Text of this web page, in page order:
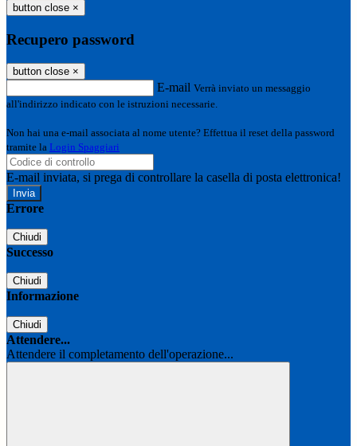
button close ×
Recupero password
button close ×
E-mail Verrà inviato un messaggio
all'indirizzo indicato con le istruzioni necessarie.
Non hai una e-mail associata al nome utente? Effettua il reset della password
tramite la Login Spaggiari
E-mail inviata, si prega di controllare la casella di posta elettronica!
Errore
Chiudi
Successo
Chiudi
Informazione
Chiudi
Attendere...
Attendere il completamento dell'operazione...